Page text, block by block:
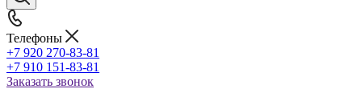
Телефоны
+7 920 270-83-81
+7 910 151-83-81
Заказать звонок